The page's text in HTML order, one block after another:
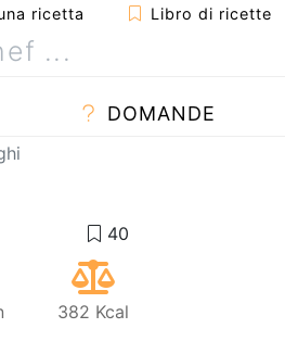
ricetta Libro di ricette
DOMANDE
382 Kcal